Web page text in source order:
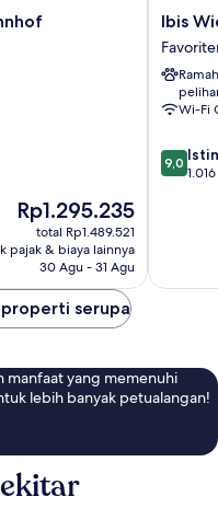
Harga
sekarang
Rp1.295.235
Rp1.295.235
total Rp1.489.521
pajak & biaya lainnya
30 Agu - 31 Agu
Ibis
Wien
Ibis
Wi-Fi
9.0
dari
9,0
serupa
manfaat yang memenuhi
lebih banyak petualangan!